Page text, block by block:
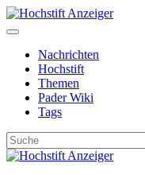
Nachrichten
Hochstift
Themen
Pader Wiki
Tags